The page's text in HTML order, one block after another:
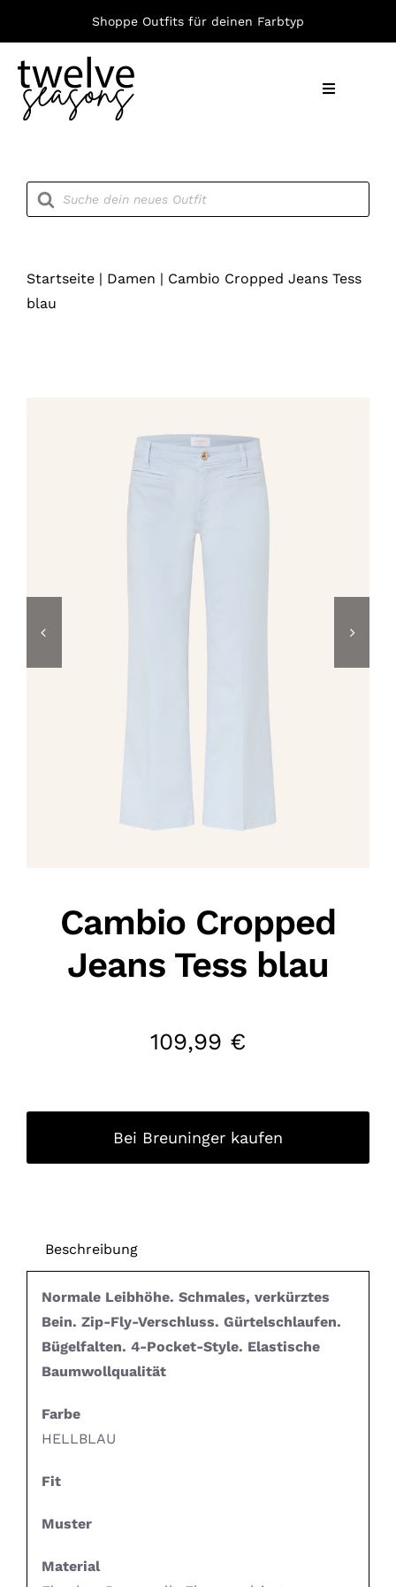
springen
Shoppe Outfits für deinen Farbtyp
Toggle
Products
search
Startseite| Damen | Cambio Cropped Jeans Tess
blau
Cambio Cropped
Jeans Tess blau
109,99 €
Bei Breuninger kaufen
Beschreibung
Normale Leibhöhe. Schmales, verkürztes
Bein. Zip-Fly-Verschluss. Gürtelschlaufen.
Bügelfalten. 4-Pocket-Style. Elastische
Baumwollqualität
Farbe
HELLBLAU
Fit
Muster
Material